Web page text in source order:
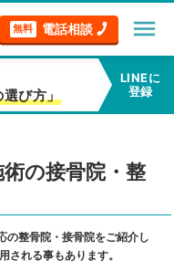
無料 電話相談 menu
び方」
LINEに
登録
の接骨院・整
の整骨院・接骨院をご紹介し
される事もあります。